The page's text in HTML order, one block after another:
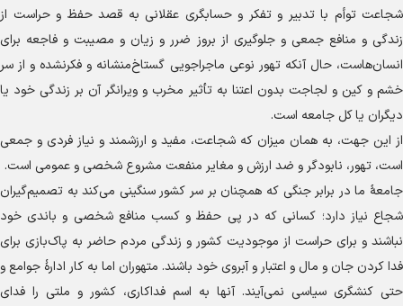
شجاعت توأم با تدبیر و تفکر و حسابگری عقلانی به قصد حفظ و حراست از
زندگی و منافع جمعی و جلوگیری از بروز ضرر و زیان و مصیبت و فاجعه برای
انسان‌هاست، حال آنکه تهور نوعی ماجراجویی گستاخ‌منشانه و فکرنشده و از سر
خشم و کین و لجاجت بدون اعتنا به تأثیر مخرب و ویرانگر آن بر زندگی خود یا
دیگران یا کل جامعه است.
از این جهت، به همان میزان که شجاعت، مفید و ارزشمند و نیاز فردی و جمعی
است، تهور، نابودگر و ضد ارزش و مغایر منفعت مشروع شخصی و عمومی است.
جامعهٔ ما در برابر جنگی که همچنان بر سر کشور سنگینی می‌کند به تصمیم‌گیران
شجاع نیاز دارد؛ کسانی که در پی حفظ و کسب منافع شخصی و باندی خود
نباشند و برای حراست از موجودیت کشور و زندگی مردم حاضر به پاک‌بازی برای
فدا کردن جان و مال و اعتبار و آبروی خود باشند. متهوران اما به کار ادارهٔ جوامع و
حتی کنشگری سیاسی نمی‌آیند. آنها به اسم فداکاری، کشور و ملتی را فدای